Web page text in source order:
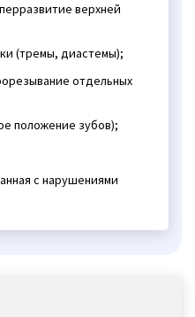
верхней
(тремы, диастемы);
отдельных
положение зубов);
с нарушениями